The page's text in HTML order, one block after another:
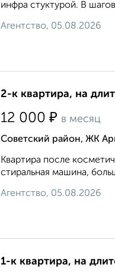
инфра стуктурой. В
Агентство, 05.08.2026
2-к квартира, на
12 000 ₽ в месяц
Советский район, ЖК
Квартира после
стиральная машина,
Агентство, 05.08.2026
1-к квартира, на